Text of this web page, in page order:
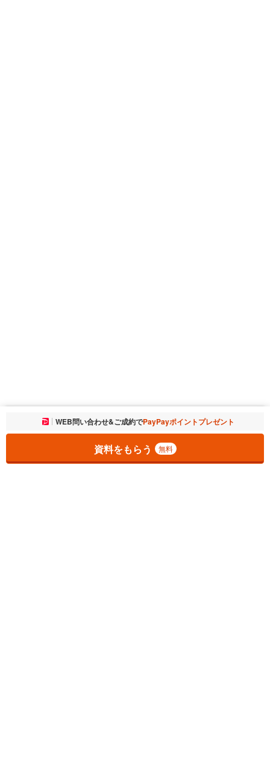
お気に入りに追加しました。 一覧を開く
WEB問い合わせ&ご成約でPayPayポイントプレゼント
資料をもらう 無料